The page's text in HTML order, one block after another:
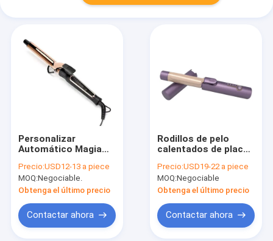
Personalizar
Automático Magia
pelo Herramientas de
salón Curler de pelo
automático
Precio:USD12-13 a piece
MOQ:Negociable.
Obtenga el último precio
Contactar ahora
Rodillos de pelo
calentados de placa
alta velocidad con
tapones en todo el
mundo
Precio:USD19-22 a piece
MOQ:Negociable
Obtenga el último precio
Contactar ahora